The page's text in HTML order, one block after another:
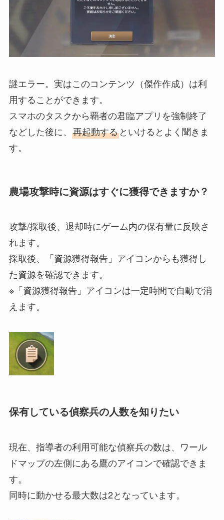
謎エラー。実はこのコンテンツ（傑作作成）は利
用することができます。
スマホのタスクから覇者の君臨アプリを強制終了
などした後に、 再起動するといけるとよく聞きま
す。
農場攻撃時に資源はすぐに獲得できますか？
攻撃/採取後、退却時にゲーム内の保有量に反映さ
れます。
採取後、「資源獲得報告」アイコンからも獲得し
た資源を確認できます。
※「資源獲得報告」アイコンは一定時間で自動で消
えます。
保有している偵察兵の人数を知りたい
現在、指導者の利用可能な偵察兵の数は、ワール
ドマップの左側にある鷹のアイコンで確認できま
す。
同時に動かせる最大数は2となっています。